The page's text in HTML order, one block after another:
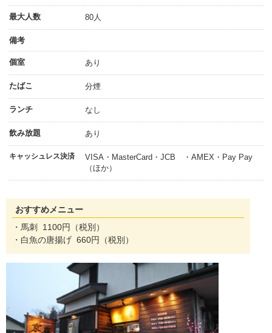
最大人数 80人
備考
個室 あり
たばこ 分煙
ランチ なし
飲み放題 あり
キャッシュレス決済
VISA・MasterCard・JCB ・AMEX・Pay Pay
（ほか）
おすすめメニュー
・馬刺 1100円（税別）
・白魚の唐揚げ 660円（税別）